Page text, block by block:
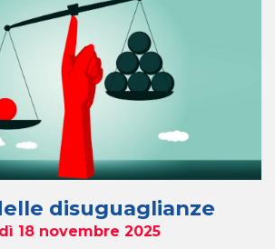
disuguaglianze
18 novembre 2025